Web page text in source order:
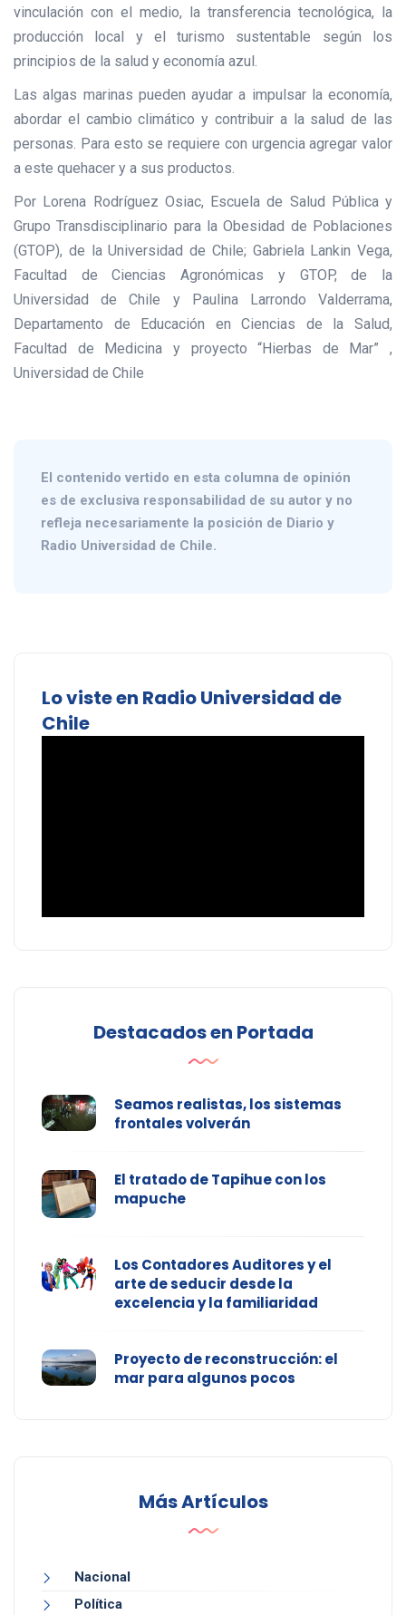
vinculación con el medio, la transferencia tecnológica, la
producción local y el turismo sustentable según los
principios de la salud y economía azul.
Las algas marinas pueden ayudar a impulsar la economía,
abordar el cambio climático y contribuir a la salud de las
personas. Para esto se requiere con urgencia agregar valor
a este quehacer y a sus productos.
Por Lorena Rodríguez Osiac, Escuela de Salud Pública y
Grupo Transdisciplinario para la Obesidad de Poblaciones
(GTOP), de la Universidad de Chile; Gabriela Lankin Vega,
Facultad de Ciencias Agronómicas y GTOP, de la
Universidad de Chile y Paulina Larrondo Valderrama,
Departamento de Educación en Ciencias de la Salud,
Facultad de Medicina y proyecto “Hierbas de Mar” ,
Universidad de Chile
El contenido vertido en esta columna de opinión
es de exclusiva responsabilidad de su autor y no
refleja necesariamente la posición de Diario y
Radio Universidad de Chile.
Lo viste en Radio Universidad de
Chile
Destacados en Portada
Seamos realistas, los sistemas
frontales volverán
El tratado de Tapihue con los
mapuche
Los Contadores Auditores y el
arte de seducir desde la
excelencia y la familiaridad
Proyecto de reconstrucción: el
mar para algunos pocos
Más Artículos
Nacional
Política